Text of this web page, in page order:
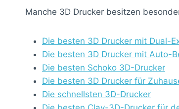
Manche 3D Drucker besitzen
Die besten 3D Drucker mit Dual-
Die besten 3D Drucker mit Auto-
Die besten Schoko 3D-Drucker
Die besten 3D Drucker für
Die schnellsten 3D-Drucker